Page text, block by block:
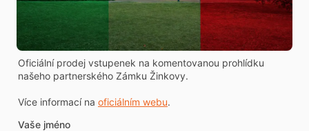
Oficiální prodej vstupenek na komentovanou prohlídku
našeho partnerského Zámku Žinkovy.
Více informací na oficiálním webu.
Vaše jméno